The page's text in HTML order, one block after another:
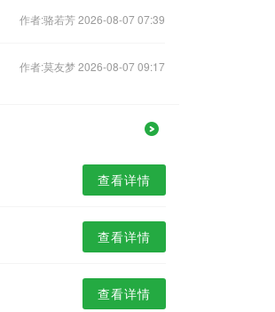
作者:骆若芳 2026-08-07 07:39
作者:莫友梦 2026-08-07 09:17
查看详情
查看详情
查看详情